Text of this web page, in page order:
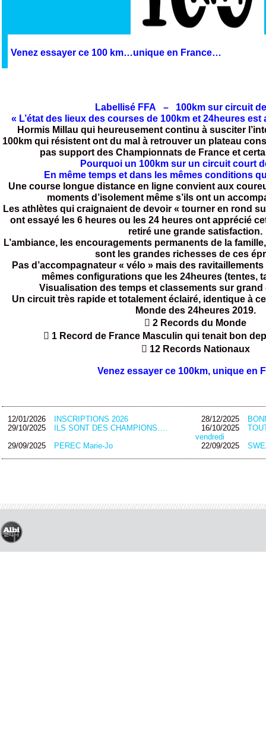
Venez essayer ce 100 km…unique en France…
Labellisé FFA – 100km sur circuit
« L’état des lieux des courses de 100km et 24heures
Hormis Millau qui heureusement continu à susciter
100km qui résistent ont du mal à retrouver un plateau
pas support des Championnats de France et
Pourquoi un 100km sur un circuit court
En même temps et dans les mêmes conditions
Une course longue distance en ligne convient aux
moments d’isolement même s’ils ont un
Les athlètes qui craignaient de devoir « tourner en rond
ont essayé les 6 heures ou les 24 heures ont apprécié
retiré une grande satisfaction.
L’ambiance, les encouragements permanents de la
sont les grandes richesses de ces
Pas d’accompagnateur « vélo » mais des
mêmes configurations que les 24heures (tentes,
Visualisation des temps et classements sur
Un circuit très rapide et totalement éclairé, identique à
Monde des 24heures 2019.
 2 Records du Monde
 1 Record de France Masculin qui tenait bon
 12 Records Nationaux
Venez essayer ce 100km, unique en
12/01/2026 INSCRIPTIONS 2026 28/12/2025
29/10/2025
ILS SONT DES CHAMPIONS…. 16/10/2025
vendredi
29/09/2025
PEREC Marie-Jo 22/09/2025